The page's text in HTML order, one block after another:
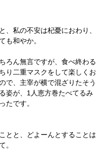
、私の不安は杞憂におわり、
も和やか。
ろん無言ですが、食べ終わる
り二重マスクをして楽しくお
で、主宰が横で混ざりたそう
姿が、1人恵方巻たべてるみ
たです。
とと、どよーんとすることは
。